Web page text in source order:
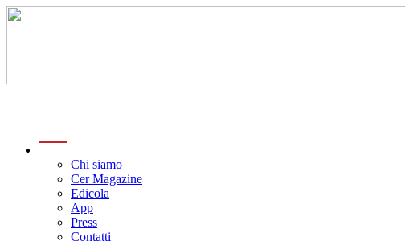
Chi siamo
Cer Magazine
Edicola
App
Press
Contatti